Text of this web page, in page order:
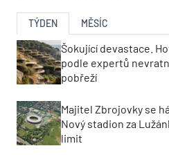
TÝDEN MĚSÍC
Šokující devastace.
podle expertů
pobřeží
Majitel Zbrojovky se
Nový stadion za
limit